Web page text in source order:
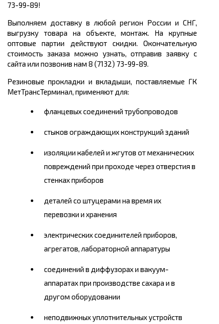
73-99-89!
Выполняем доставку в любой регион России и СНГ,
выгрузку товара на объекте, монтаж. На крупные
оптовые партии действуют скидки. Окончательную
стоимость заказа можно узнать, отправив заявку с
сайта или позвонив нам 8 (7132) 73-99-89.
Резиновые прокладки и вкладыши, поставляемые ГК
МетТрансТерминал, применяют для:
фланцевых соединений трубопроводов
стыков ограждающих конструкций зданий
изоляции кабелей и жгутов от механических
повреждений при проходе через отверстия в
стенках приборов
деталей со штуцерами на время их
перевозки и хранения
электрических соединителей приборов,
агрегатов, лабораторной аппаратуры
соединений в диффузорах и вакуум-
аппаратах при производстве сахара и в
другом оборудовании
неподвижных уплотнительных устройств